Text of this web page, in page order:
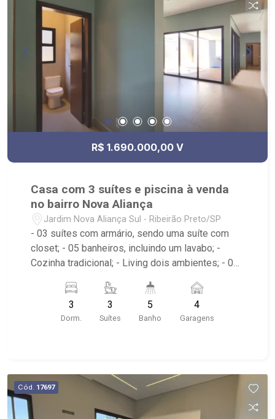
próximo ao Hotel Ibis, Novo Shopping e Posto
R$ 1.690.000,00 V
Casa com 3 suítes e piscina à venda
no bairro Nova Aliança
Jardim Nova Aliança Sul - Ribeirão Preto/SP
- 03 suítes com armário, sendo uma suíte com
closet; - 05 banheiros, incluindo um lavabo; -
Cozinha tradicional; - Living dois ambientes; - 04
Escritório; - Despensa; - Área de Serviço com
armário e banheiro; - Corredor lateral; - Piscina; -
Aquecedor Solar; - Condomínio com portaria 24h,
Localizado próximo ao Shopping Iguatemi, Pão
de Açúcar, Pet Camp, Mac Donald `s e farmácia
Droga Raia
3
Dorm.
3
Suítes
5
Banho
4
Garagens
Cód. 17697